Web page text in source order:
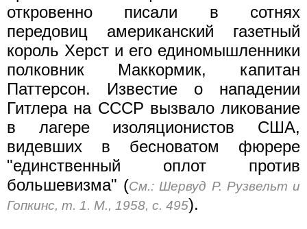
откровенно писали в сотнях
передовиц американский газетный
король Херст и его единомышленники
полковник Маккормик, капитан
Паттерсон. Известие о нападении
Гитлера на СССР вызвало ликование
в лагере изоляционистов США,
видевших в бесноватом фюрере
"единственный оплот против
большевизма" (См.: Шервуд Р. Рузвельт и
Гопкинс, т. 1. М., 1958, с. 495).